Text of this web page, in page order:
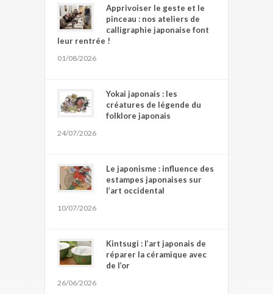
Apprivoiser le geste et le
pinceau : nos ateliers de
calligraphie japonaise font
leur rentrée !
01/08/2026
Yokai japonais : les
créatures de légende du
folklore japonais
24/07/2026
Le japonisme : influence des
estampes japonaises sur
l’art occidental
10/07/2026
Kintsugi : l’art japonais de
réparer la céramique avec
de l’or
26/06/2026